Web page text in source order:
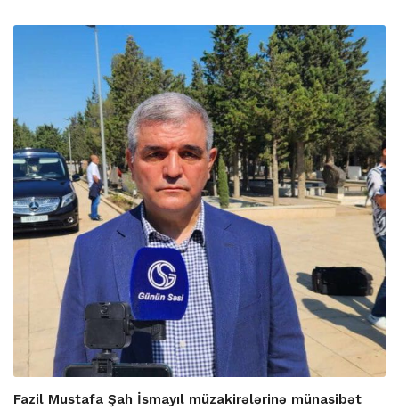
Fazil Mustafa Şah İsmayıl müzakirələrinə münasibət